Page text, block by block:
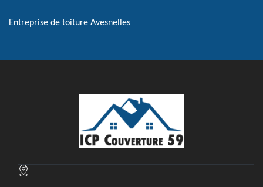
Entreprise de toiture Avesnelles